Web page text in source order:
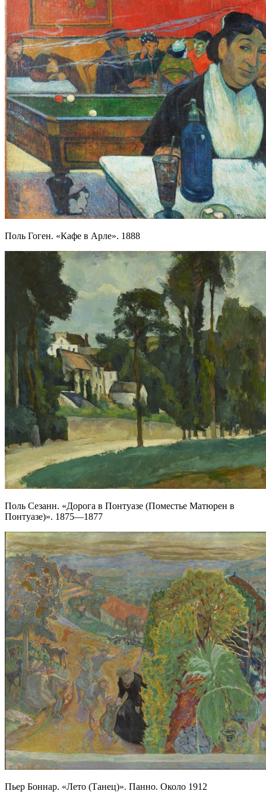
Поль Гоген. «Кафе в Арле». 1888
Поль Сезанн. «Дорога в Понтуазе (Поместье Матюрен в
Понтуазе)». 1875—1877
Пьер Боннар. «Лето (Танец)». Панно. Около 1912